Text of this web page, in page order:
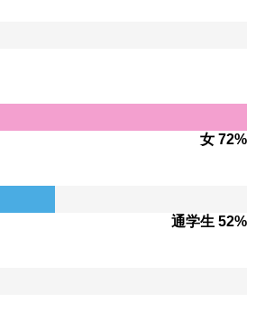
女 72%
通学生 52%